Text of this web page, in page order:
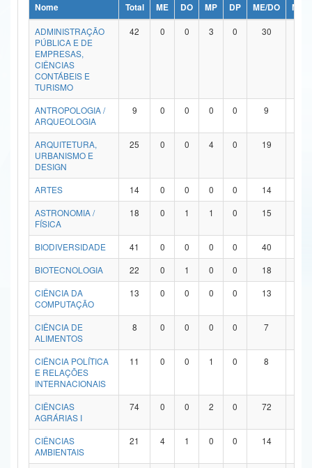
Ministério da Ciência, Tecnologia, Inovações e Comunicações
Ministério do Meio Ambiente
Ministério do Turismo
Ministério do Desenvolvimento Regional
Controladoria-Geral da União
Ministério da Mulher, da Família e dos Direitos Humanos
Secretaria de Governo
Advocacia-Geral da União
Banco Central do Brasil
Nome Total ME DO MP DP ME/DO
MP/
ADMINISTRAÇÃO
PÚBLICA E DE
EMPRESAS,
CIÊNCIAS
CONTÁBEIS E
TURISMO
42 0 0 3 0 30
ANTROPOLOGIA /
ARQUEOLOGIA
9 0 0 0 0 9
ARQUITETURA,
URBANISMO E
DESIGN
25 0 0 4 0 19
ARTES 14 0 0 0 0 14
ASTRONOMIA /
FÍSICA
18 0 1 1 0 15
BIODIVERSIDADE 41 0 0 0 0 40
BIOTECNOLOGIA
22 0 1 0 0 18
CIÊNCIA DA
COMPUTAÇÃO
13 0 0 0 0 13
CIÊNCIA DE
ALIMENTOS
8 0 0 0 0 7
CIÊNCIA POLÍTICA
E RELAÇÕES
INTERNACIONAIS
11 0 0 1 0 8
CIÊNCIAS
AGRÁRIAS I
74 0 0 2 0 72
CIÊNCIAS
AMBIENTAIS
21 4 1 0 0 14